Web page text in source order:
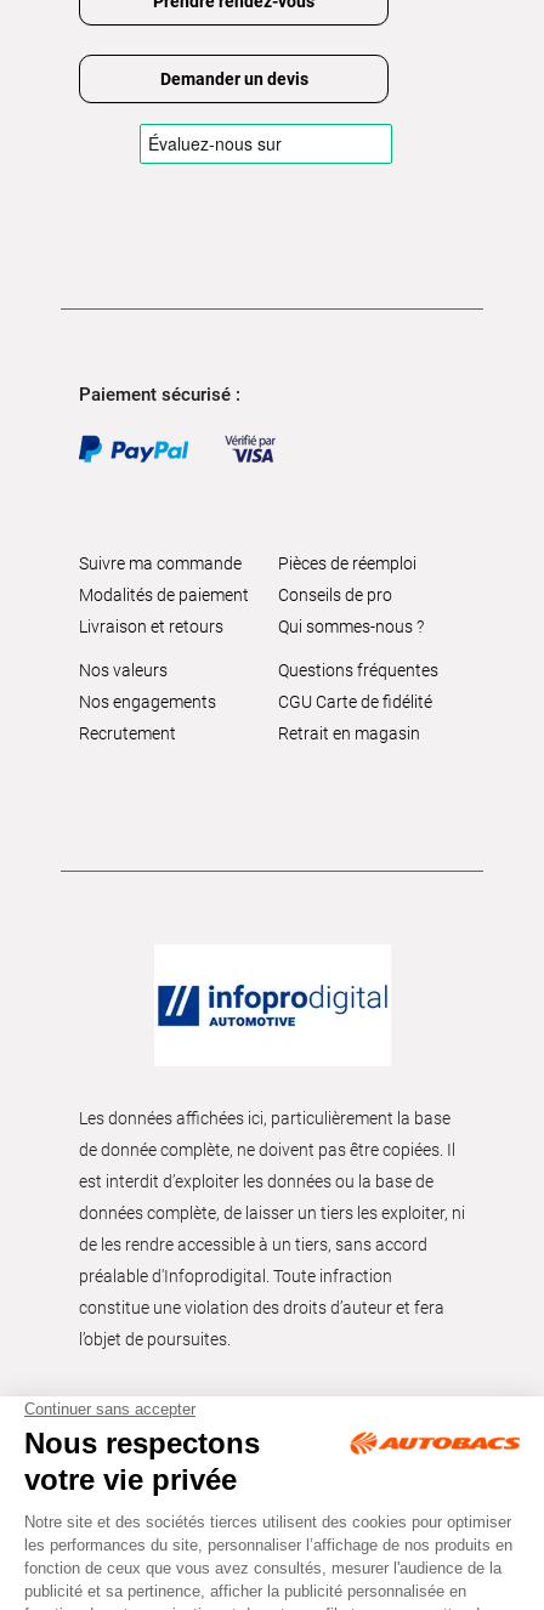
Demander un devis
Paiement sécurisé :
Suivre ma commande
Modalités de paiement
Livraison et retours
Pièces de réemploi
Conseils de pro
Qui sommes-nous ?
Nos valeurs
Nos engagements
Recrutement
Questions fréquentes
CGU Carte de fidélité
Retrait en magasin
Les données affichées ici, particulièrement la base
de donnée complète, ne doivent pas être copiées. Il
est interdit d’exploiter les données ou la base de
données complète, de laisser un tiers les exploiter, ni
de les rendre accessible à un tiers, sans accord
préalable d'Infoprodigital. Toute infraction
constitue une violation des droits d’auteur et fera
l’objet de poursuites.
Tous droits réservés © Autobacs